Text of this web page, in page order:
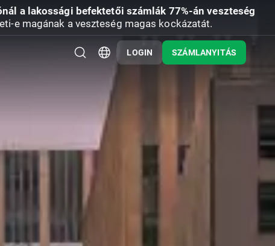
a lakossági befektetői számlák 77%-án veszteség
e magának a veszteség magas kockázatát.
LOGIN SZÁMLANYITÁS